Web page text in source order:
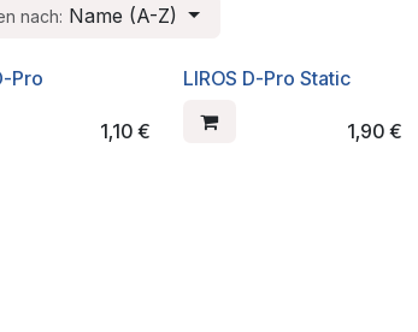
nach: Name (A-Z)
Pro
1,10€
LIROS D-Pro Static
1,90€